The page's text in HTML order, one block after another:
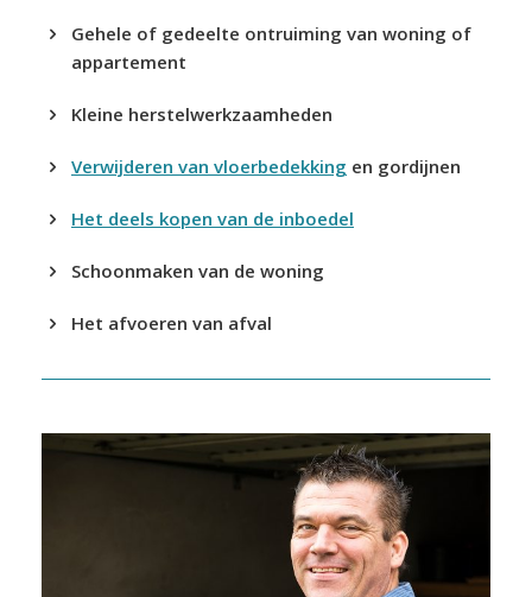
Gehele of gedeelte ontruiming van woning of
appartement
Kleine herstelwerkzaamheden
Verwijderen van vloerbedekking en gordijnen
Het deels kopen van de inboedel
Schoonmaken van de woning
Het afvoeren van afval